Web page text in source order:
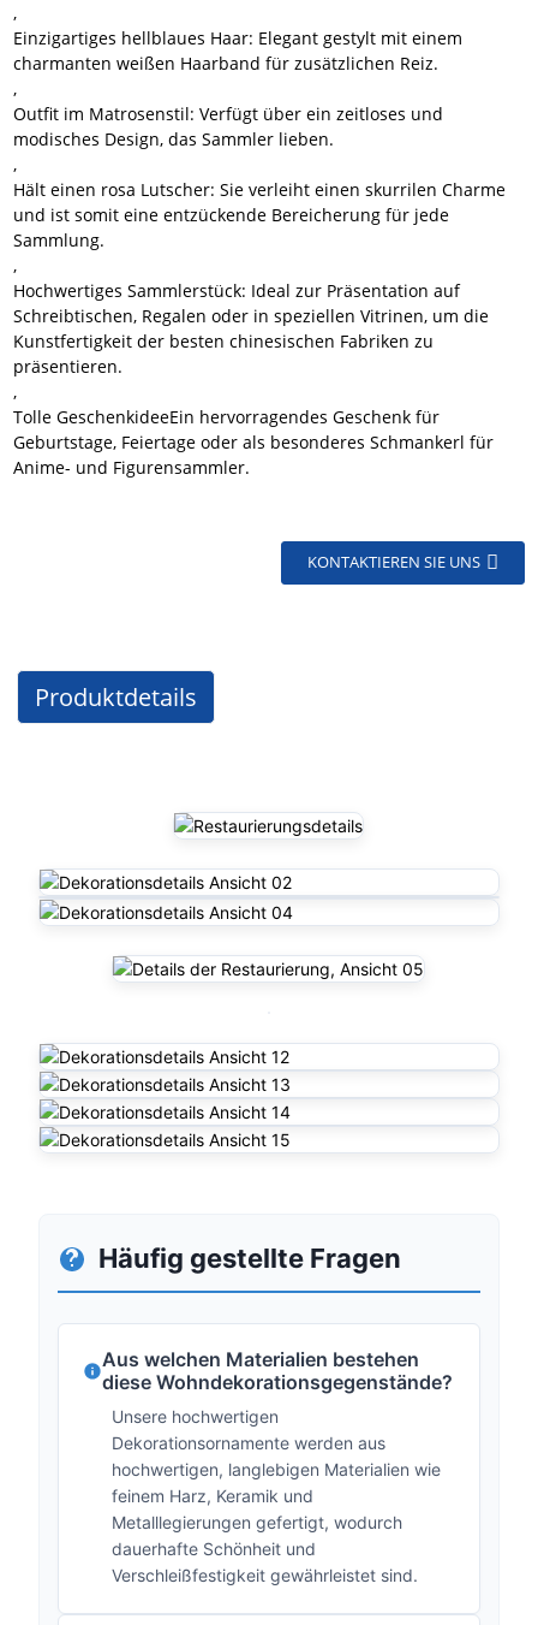
,
Einzigartiges hellblaues Haar: Elegant gestylt mit einem
charmanten weißen Haarband für zusätzlichen Reiz.
,
Outfit im Matrosenstil: Verfügt über ein zeitloses und
modisches Design, das Sammler lieben.
,
Hält einen rosa Lutscher: Sie verleiht einen skurrilen Charme
und ist somit eine entzückende Bereicherung für jede
Sammlung.
,
Hochwertiges Sammlerstück: Ideal zur Präsentation auf
Schreibtischen, Regalen oder in speziellen Vitrinen, um die
Kunstfertigkeit der besten chinesischen Fabriken zu
präsentieren.
,
Tolle GeschenkideeEin hervorragendes Geschenk für
Geburtstage, Feiertage oder als besonderes Schmankerl für
Anime- und Figurensammler.
KONTAKTIEREN SIE UNS
Produktdetails
Häufig gestellte Fragen
Aus welchen Materialien bestehen
diese Wohndekorationsgegenstände?
Unsere hochwertigen
Dekorationsornamente werden aus
hochwertigen, langlebigen Materialien wie
feinem Harz, Keramik und
Metalllegierungen gefertigt, wodurch
dauerhafte Schönheit und
Verschleißfestigkeit gewährleistet sind.